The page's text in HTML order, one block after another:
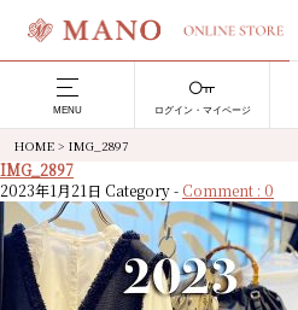
MENU ログイン・マイページ
HOME > IMG_2897
IMG_2897
2023年1月21日 Category - Comment : 0